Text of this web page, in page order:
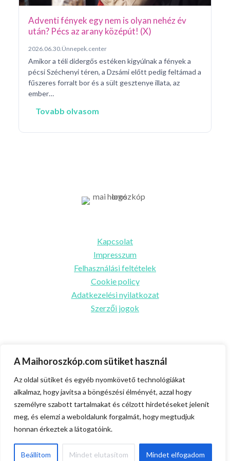
A Maihoroszkóp.com sütiket használ
Az oldal sütiket és egyéb nyomkövető technológiákat
alkalmaz, hogy javítsa a böngészési élményét, azzal hogy
személyre szabott tartalmakat és célzott hirdetéseket jelenít
meg, és elemzi a weboldalunk forgalmát, hogy megtudjuk
honnan érkeztek a látogatóink.
Beállítom Mindet elutasítom Mindet elfogadom
Adventi fények egy nem is olyan nehéz év
után? Pécs az arany középút! (X)
2026.06.30. Ünnepek.center
Amikor a téli didergős estéken kigyúlnak a fények a
pécsi Széchenyi téren, a Dzsámi előtt pedig feltámad a
fűszeres forralt bor és a sült gesztenye illata, az
ember…
Tovabb olvasom
Kapcsolat
Impresszum
Felhasználási feltételek
Cookie policy
Adatkezelési nyilatkozat
Szerzői jogok
Ünnepek.center
Biztosításszakértő.com
Egészségmagazin.com
Hitelszakértő.com
FacebookMessenger
X GmailSkype